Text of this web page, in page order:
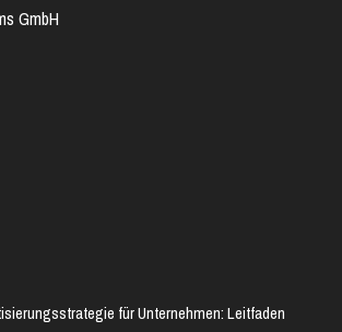
GmbH
für Unternehmen: Leitfaden